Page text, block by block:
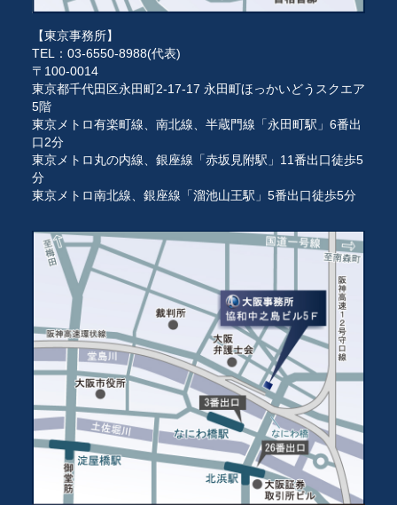
【東京事務所】
TEL：03-6550-8988(代表)
〒100-0014
東京都千代田区永田町2-17-17 永田町ほっかいどうスクエア
5階
東京メトロ有楽町線、南北線、半蔵門線「永田町駅」6番出
口2分
東京メトロ丸の内線、銀座線「赤坂見附駅」11番出口徒歩5
分
東京メトロ南北線、銀座線「溜池山王駅」5番出口徒歩5分